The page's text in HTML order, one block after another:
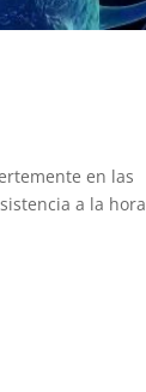
en las
a la hora